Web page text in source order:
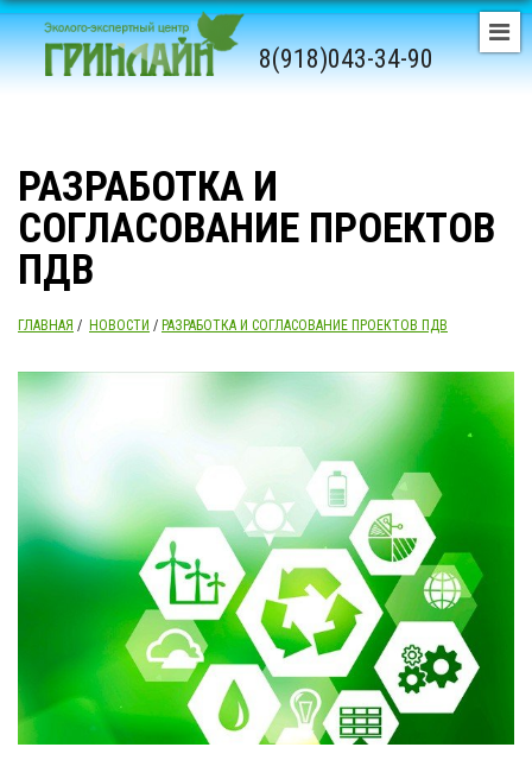
8(918)043-34-90
РАЗРАБОТКА И
СОГЛАСОВАНИЕ ПРОЕКТОВ
ПДВ
ГЛАВНАЯ / НОВОСТИ / РАЗРАБОТКА И СОГЛАСОВАНИЕ ПРОЕКТОВ ПДВ